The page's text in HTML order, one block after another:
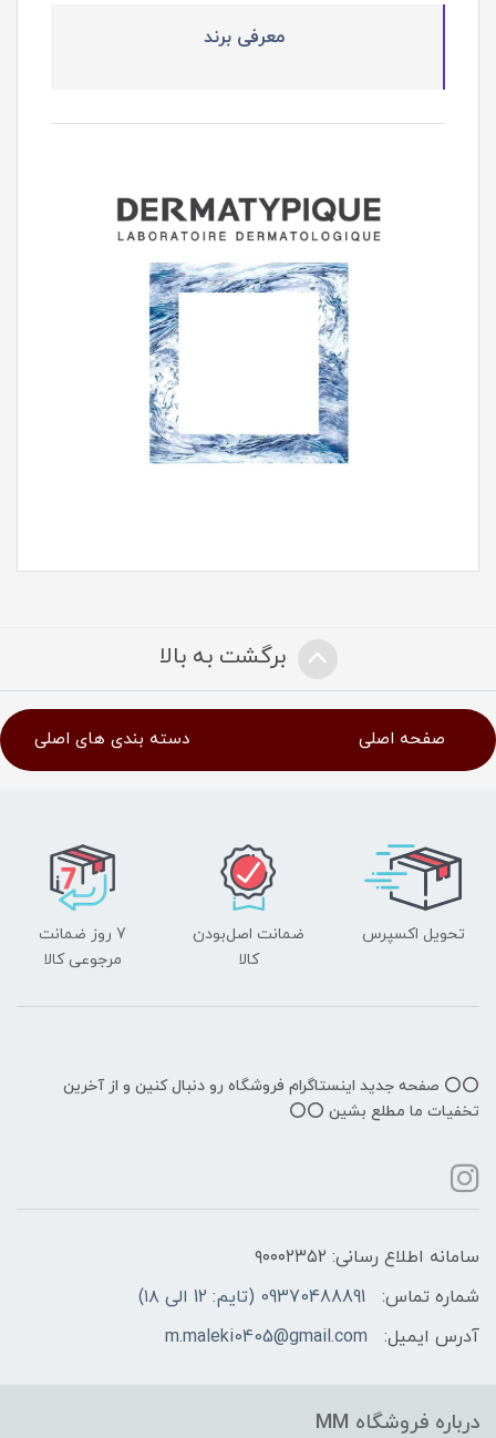
معرفی برند
برگشت به بالا
صفحه اصلی دسته بندی های اصلی
تحویل اکسپرس
ضمانت اصل‌بودن
کالا
7 روز ضمانت
مرجوعی کالا
⭕️⭕️ صفحه جدید اینستاگرام فروشگاه رو دنبال کنین و از آخرین
تخفیات ما مطلع بشین ⭕️⭕️
سامانه اطلاع رسانی: ۹۰۰۰۲۳۵۲
شماره تماس:
09370488891 (تایم: 12 الی ۱۸)
آدرس ایمیل:
m.maleki0405@gmail.com
درباره فروشگاه MM